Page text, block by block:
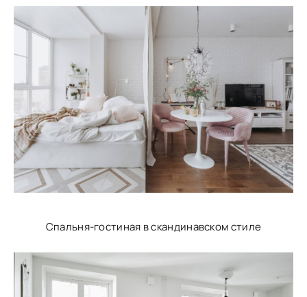
Спальня-гостиная в скандинавском стиле